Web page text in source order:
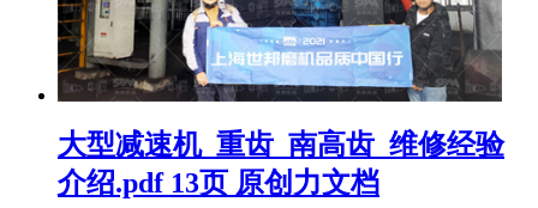
大型减速机_重齿_南高齿_维修经验
介绍.pdf 13页 原创力文档